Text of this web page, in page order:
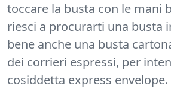
toccare la busta con le mani
riesci a procurarti una busta
bene anche una busta
dei corrieri espressi, per
cosiddetta express envelope.